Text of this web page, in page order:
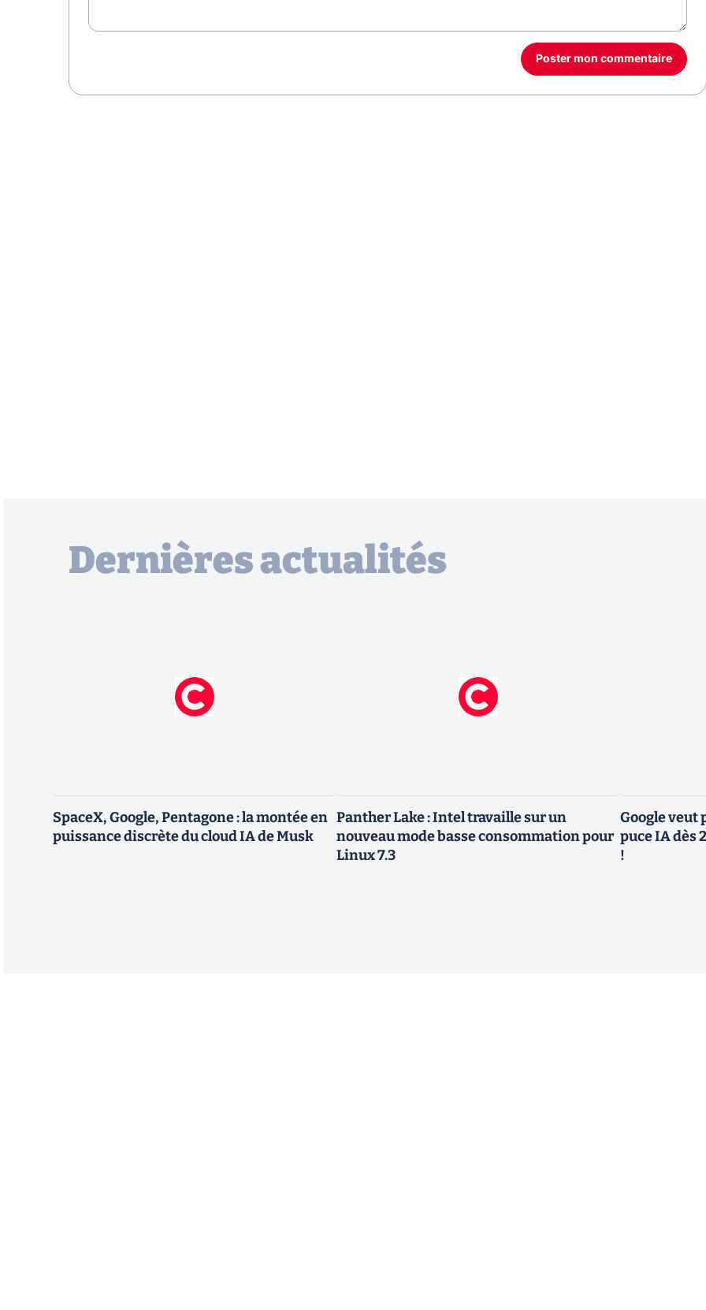
Poster mon commentaire
Dernières actualités
SpaceX, Google, Pentagone : la montée en
puissance discrète du cloud IA de Musk
Panther Lake : Intel travaille sur un
nouveau mode basse consommation pour
Linux 7.3
Google veut
puce IA dès
!